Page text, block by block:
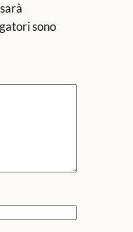
sono